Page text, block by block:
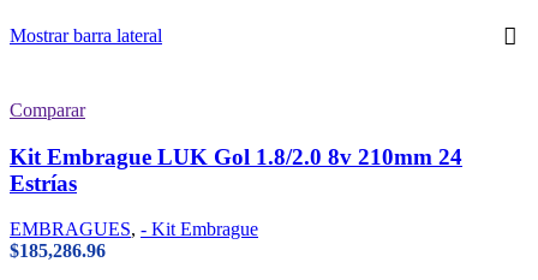
Mostrar barra lateral
Comparar
Kit Embrague LUK Gol 1.8/2.0 8v 210mm 24
Estrías
EMBRAGUES, - Kit Embrague
$185,286.96